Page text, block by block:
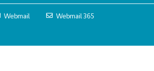
Webmail Webmail 365